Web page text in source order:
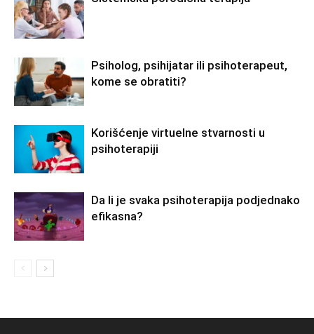
Psiholog, psihijatar ili psihoterapeut,
kome se obratiti?
Korišćenje virtuelne stvarnosti u
psihoterapiji
Da li je svaka psihoterapija podjednako
efikasna?